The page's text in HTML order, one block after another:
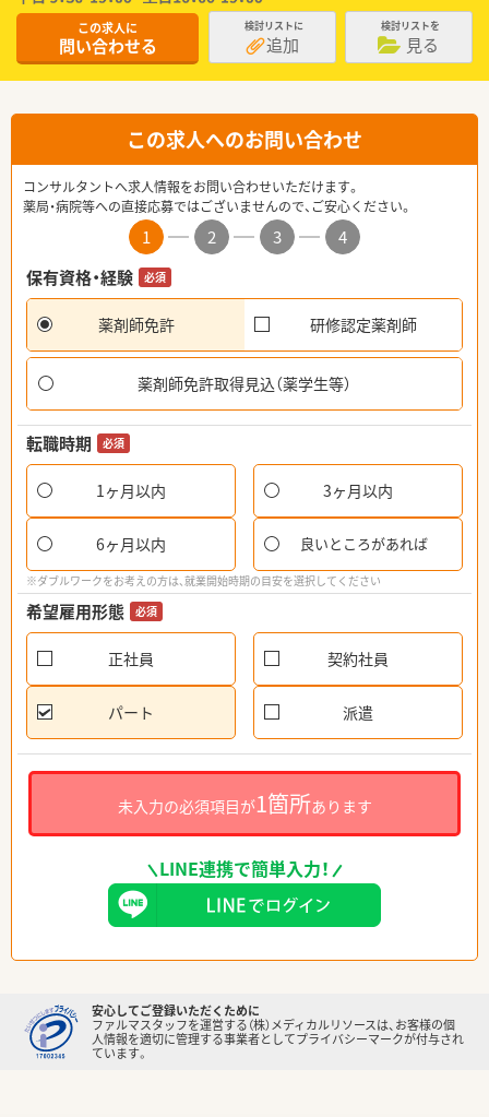
この求人に
問い合わせる
検討リストに
追加
検討リストを
見る
この求人へのお問い合わせ
コンサルタントへ求人情報をお問い合わせいただけます。
薬局・病院等への直接応募ではございませんので、ご安心ください。
1 2 3
4
保有資格・経験
必須
薬剤師免許 研修認定薬剤師
薬剤師免許取得見込（薬学生等）
転職時期 必須
1ヶ月以内 3ヶ月以内
6ヶ月以内 良いところがあれば
※ダブルワークをお考えの方は、就業開始時期の目安を選択してください
希望雇用形態 必須
正社員 契約社員
パート 派遣
未入力の必須項目が1箇所あります
LINE連携で簡単入力！
安心してご登録いただくために
ファルマスタッフを運営する（株）メディカルリソースは、お客様の個
人情報を適切に管理する事業者としてプライバシーマークが付与され
ています。